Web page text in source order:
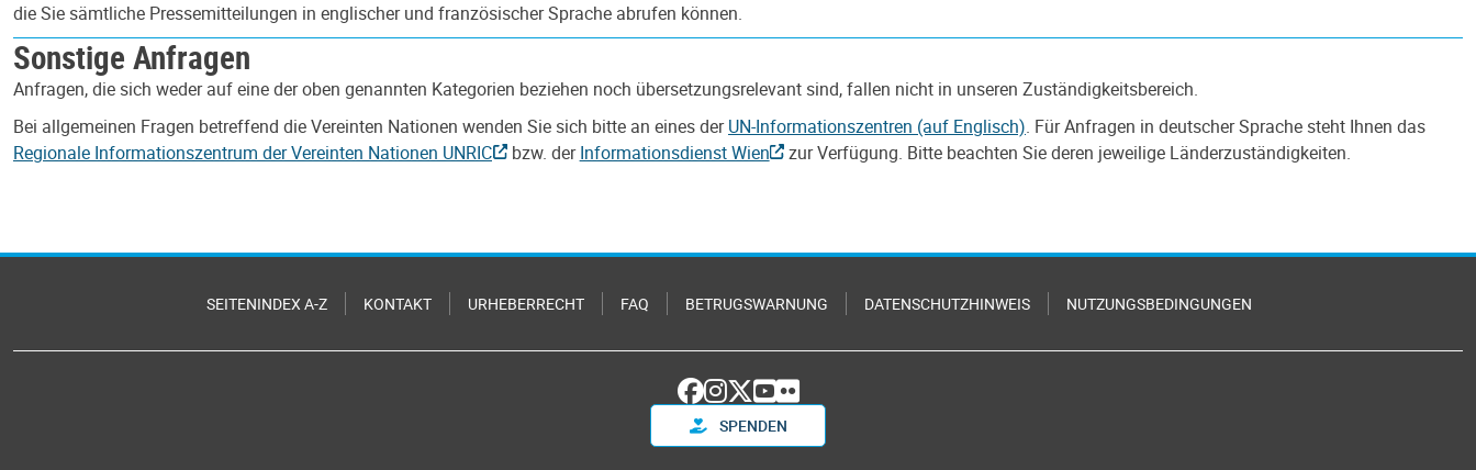
die Sie sämtliche Pressemitteilungen in englischer und französischer Sprache abrufen können.
Sonstige Anfragen
Anfragen, die sich weder auf eine der oben genannten Kategorien beziehen noch übersetzungsrelevant sind, fallen nicht in unseren Zuständigkeitsbereich.
Bei allgemeinen Fragen betreffend die Vereinten Nationen wenden Sie sich bitte an eines derUN-Informationszentren (auf Englisch). Für Anfragen in deutscher Sprache steht Ihnen das
Regionale Informationszentrum der Vereinten Nationen UNRIC
bzw. derInformationsdienst Wien zur Verfügung. Bitte beachten Sie deren jeweilige Länderzuständigkeiten.
SEITENINDEX A-Z KONTAKT URHEBERRECHT FAQ BETRUGSWARNUNG DATENSCHUTZHINWEIS NUTZUNGSBEDINGUNGEN
SPENDEN